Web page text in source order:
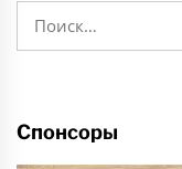
Спонсоры